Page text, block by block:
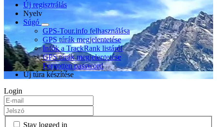
Új regisztrálás
Nyelv
Súgó
GPS-Tour.info felhasználása
GPS túrák megjelentetése
Infók a TrackRank listáról
GPS túrák megjelentetése
Forgotten password
Új túra készítése
Login
Stay logged in